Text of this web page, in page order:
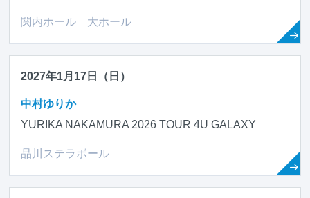
関内ホール 大ホール
2027年1月17日（日）
中村ゆりか
YURIKA NAKAMURA 2026 TOUR 4U GALAXY
品川ステラボール